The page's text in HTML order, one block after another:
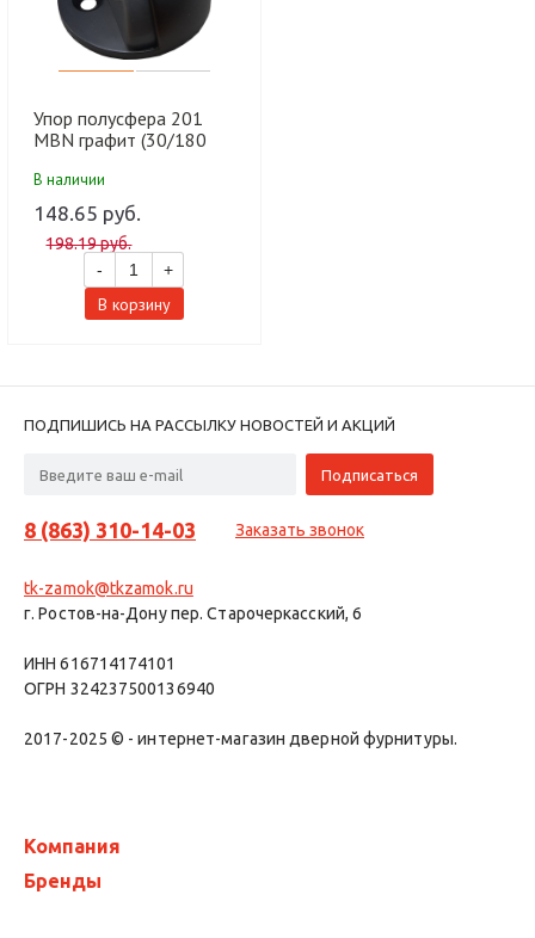
Упор полусфера 201
MBN графит (30/180
В наличии
148.65 руб.
198.19 руб.
-
+
В корзину
ПОДПИШИСЬ НА РАССЫЛКУ НОВОСТЕЙ И АКЦИЙ
8 (863) 310-14-03 Заказать звонок
tk-zamok@tkzamok.ru
г. Ростов-на-Дону пер. Старочеркасский, 6
ИНН 616714174101
ОГРН 324237500136940
2017-2025 © - интернет-магазин дверной фурнитуры.
Компания
Бренды